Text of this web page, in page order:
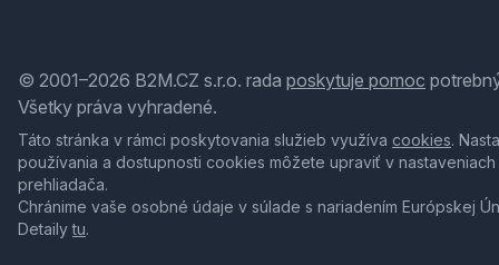
© 2001–2026 B2M.CZ s.r.o. rada poskytuje pomoc
Všetky práva vyhradené.
Táto stránka v rámci poskytovania služieb využíva cookies.
používania a dostupnosti cookies môžete upraviť v nastaveniach
prehliadača.
Chránime vaše osobné údaje v súlade s nariadením Európskej
Detailytu.